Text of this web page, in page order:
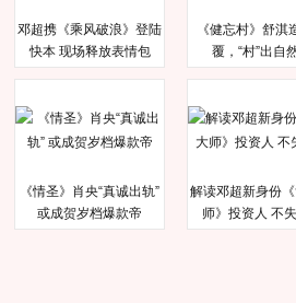
邓超携《乘风破浪》登陆
快本 现场释放表情包
《健忘村》舒淇
覆，“村”出自
《情圣》肖央“真诚出轨”
或成贺岁档爆款帝
解读邓超新身份
师》投资人 不